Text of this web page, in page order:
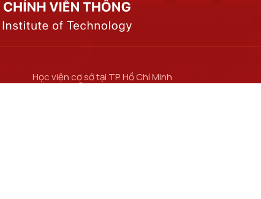
Học viện cơ sở tại TP. Hồ Chí Minh
Số 11 Nguyễn Đình Chiểu, phường Sài Gòn, Thành